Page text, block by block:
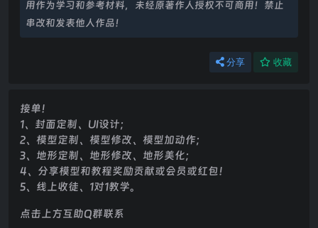
用作为学习和参考材料，未经原著作人授权不可商用！禁止
串改和发表他人作品！
分享 收藏
接单！
1、封面定制、UI设计；
2、模型定制、模型修改、模型加动作；
3、地形定制、地形修改、地形美化；
4、分享模型和教程奖励贡献或会员或红包！
5、线上收徒、1对1教学。
点击上方互助Q群联系